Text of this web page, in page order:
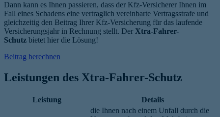
Dann kann es Ihnen passieren, dass der Kfz-Versicherer Ihnen im
Fall eines Schadens eine vertraglich vereinbarte Vertragsstrafe und
gleichzeitig den Beitrag Ihrer Kfz-Versicherung für das laufende
Versicherungsjahr in Rechnung stellt. Der Xtra-Fahrer-
Schutz bietet hier die Lösung!
Beitrag berechnen
Leistungen des Xtra-Fahrer-Schutz
Leistung Details
die Ihnen nach einem Unfall durch die